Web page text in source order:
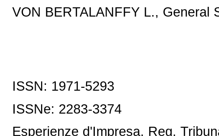
VON BERTALANFFY L., General
ISSN: 1971-5293
ISSNe: 2283-3374
Esperienze d'Impresa, Reg.